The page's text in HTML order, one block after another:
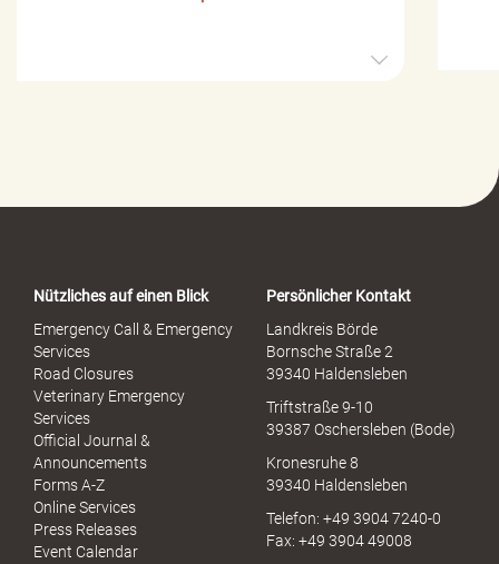
o
Nützliches auf einen Blick
Emergency Call & Emergency
Services
Road Closures
Veterinary Emergency
Services
Official Journal &
Announcements
Forms A-Z
Online Services
Press Releases
Event Calendar
Persönlicher Kontakt
Landkreis Börde
Bornsche Straße 2
39340 Haldensleben
Triftstraße 9-10
39387 Oschersleben (Bode)
Kronesruhe 8
39340 Haldensleben
Telefon: +49 3904 7240-0
Fax: +49 3904 49008